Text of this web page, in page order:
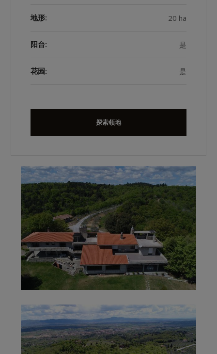
地形: 20 ha
阳台: 是
花园: 是
探索领地